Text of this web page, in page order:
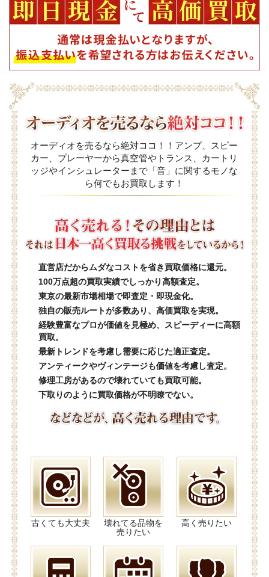
オーディオを売るなら絶対ココ！！アンプ、スピー
カー、プレーヤーから真空管やトランス、カートリ
ッジやインシュレーターまで「音」に関するモノな
ら何でもお買取します！
直営店だからムダなコストを省き買取価格に還元。
100万点超の買取実績でしっかり高額査定。
東京の最新市場相場で即査定・即現金化。
独自の販売ルートが多数あり、高価買取を実現。
経験豊富なプロが価値を見極め、スピーディーに高額
買取。
最新トレンドを考慮し需要に応じた適正査定。
アンティークやヴィンテージも価値を考慮し査定。
修理工房があるので壊れていても買取可能。
下取りのように買取価格が不明瞭でない。
古くても大丈夫
壊れてる品物を
売りたい
高く売りたい